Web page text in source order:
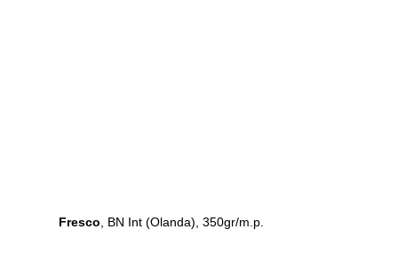
Fresco , BN Int (Olanda), 350gr/m.p.